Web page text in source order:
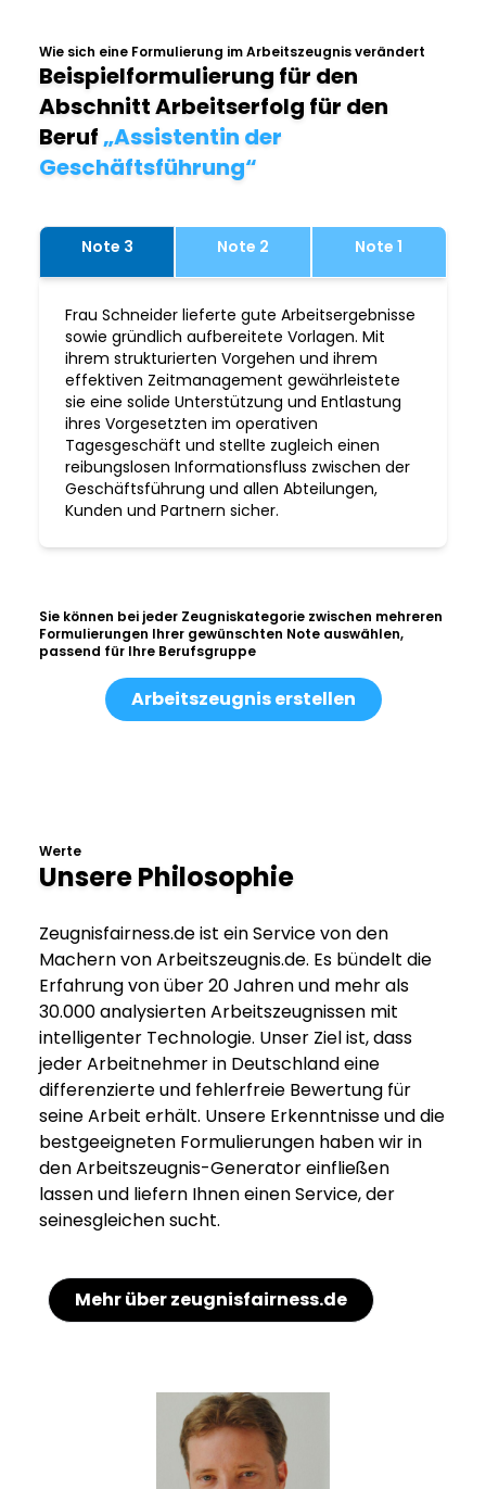
Wie sich eine Formulierung im Arbeitszeugnis verändert
Beispielformulierung für den
Abschnitt Arbeitserfolg für den
Beruf„Assistentin der
Geschäftsführung“
Note 3 Note 2 Note 1
Frau Schneider lieferte gute Arbeitsergebnisse
sowie gründlich aufbereitete Vorlagen. Mit
ihrem strukturierten Vorgehen und ihrem
effektiven Zeitmanagement gewährleistete
sie eine solide Unterstützung und Entlastung
ihres Vorgesetzten im operativen
Tagesgeschäft und stellte zugleich einen
reibungslosen Informationsfluss zwischen der
Geschäftsführung und allen Abteilungen,
Kunden und Partnern sicher.
Sie können bei jeder Zeugniskategorie zwischen mehreren
Formulierungen Ihrer gewünschten Note auswählen,
passend für Ihre Berufsgruppe
Arbeitszeugnis erstellen
Werte
Unsere Philosophie
Zeugnisfairness.de ist ein Service von den
Machern von Arbeitszeugnis.de. Es bündelt die
Erfahrung von über 20 Jahren und mehr als
30.000 analysierten Arbeitszeugnissen mit
intelligenter Technologie. Unser Ziel ist, dass
jeder Arbeitnehmer in Deutschland eine
differenzierte und fehlerfreie Bewertung für
seine Arbeit erhält. Unsere Erkenntnisse und die
bestgeeigneten Formulierungen haben wir in
den Arbeitszeugnis-Generator einfließen
lassen und liefern Ihnen einen Service, der
seinesgleichen sucht.
Mehr über zeugnisfairness.de